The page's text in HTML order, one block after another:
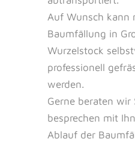
Auf Wunsch kann
Baumfällung in
Wurzelstock
professionell
werden.
Gerne beraten wir
besprechen mit
Ablauf der